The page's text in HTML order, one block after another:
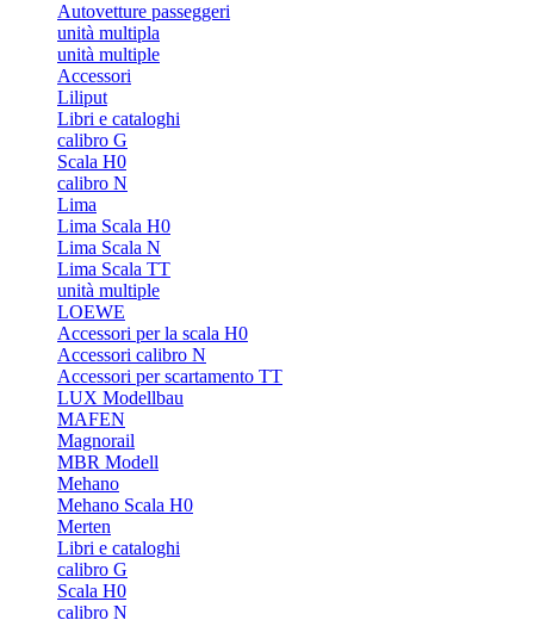
Autovetture passeggeri
unità multipla
unità multiple
Accessori
Liliput
Libri e cataloghi
calibro G
Scala H0
calibro N
Lima
Lima Scala H0
Lima Scala N
Lima Scala TT
unità multiple
LOEWE
Accessori per la scala H0
Accessori calibro N
Accessori per scartamento TT
LUX Modellbau
MAFEN
Magnorail
MBR Modell
Mehano
Mehano Scala H0
Merten
Libri e cataloghi
calibro G
Scala H0
calibro N